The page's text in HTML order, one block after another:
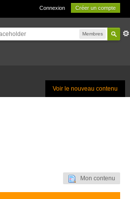
Connexion Créer un compte
Membres
Voir le nouveau contenu
Mon contenu